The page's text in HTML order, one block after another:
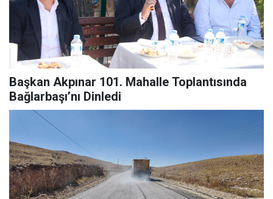
Başkan Akpınar 101. Mahalle Toplantısında
Bağlarbaşı’nı Dinledi